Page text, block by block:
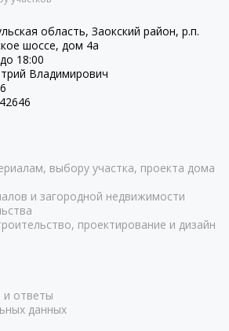
область, Заокский район, р.п.
шоссе, дом 4а
18:00
Владимирович
выбору участка, проекта дома
и загородной недвижимости
проектирование и дизайн
и ответы
данных